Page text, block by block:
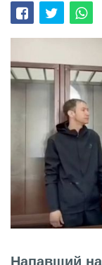
Напавший на